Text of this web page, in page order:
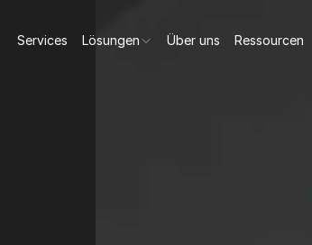
Services Lösungen Über uns Ressourcen